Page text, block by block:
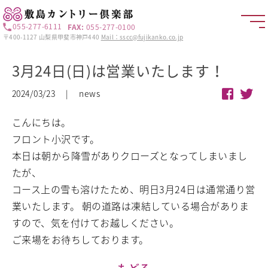
055-277-6111 FAX: 055-277-0100
〒400-1127 山梨県甲斐市神戸440 Mail：sscc@fujikanko.co.jp
3月24日(日)は営業いたします！
2024/03/23 | news
こんにちは。
フロント小沢です。
本日は朝から降雪がありクローズとなってしまいまし
たが、
コース上の雪も溶けたため、明日3月24日は通常通り営
業いたします。 朝の道路は凍結している場合がありま
すので、気を付けてお越しください。
ご来場をお待ちしております。